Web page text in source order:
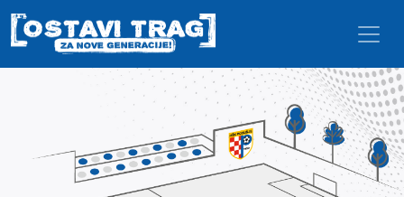
Skip to main content